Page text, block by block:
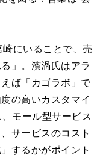
にいることで、売
」。濱渦氏はアラ
ば「カゴラボ」で
の高いカスタマイ
モール型サービス
サービスのコスト
するかがポイント